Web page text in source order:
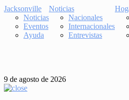
Jacksonville
Noticias
Eventos
Ayuda
Noticias
Nacionales
Internacionales
Entrevistas
9 de agosto de 2026